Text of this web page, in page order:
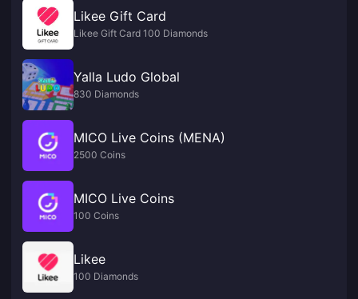
Likee Gift Card
Likee Gift Card 100 Diamonds
Yalla Ludo Global
830 Diamonds
MICO Live Coins (MENA)
2500 Coins
MICO Live Coins
100 Coins
Likee
100 Diamonds